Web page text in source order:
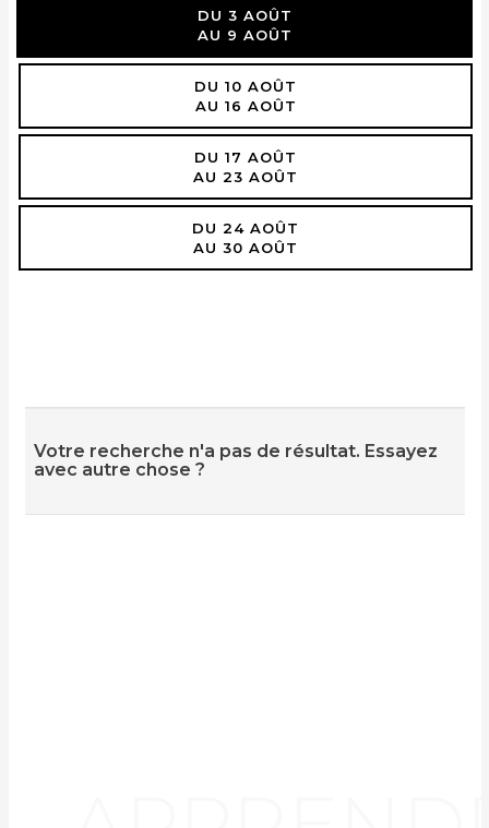
DU 3 AOÛT
AU 9 AOÛT
DU 10 AOÛT
AU 16 AOÛT
DU 17 AOÛT
AU 23 AOÛT
DU 24 AOÛT
AU 30 AOÛT
Votre recherche n'a pas de résultat. Essayez
avec autre chose ?